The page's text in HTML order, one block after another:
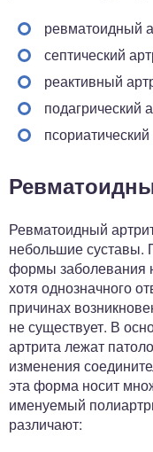
ревматоидный
септический
реактивный
подагрический
псориатический
Ревматоидный
небольшие суставы.
формы заболевания
хотя однозначного
причинах
не существует. В
артрита лежат
изменения
эта форма носит
именуемый
различают: